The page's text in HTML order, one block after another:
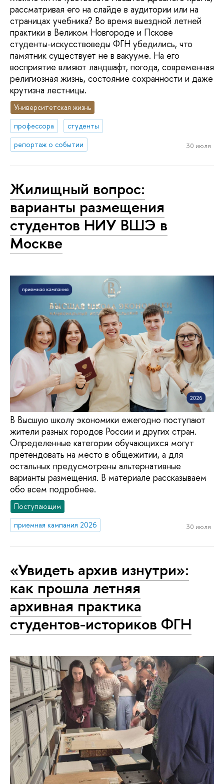
рассматривая его на слайде в аудитории или на
страницах учебника? Во время выездной летней
практики в Великом Новгороде и Пскове
студенты-искусствоведы ФГН убедились, что
памятник существует не в вакууме. На его
восприятие влияют ландшафт, погода, современная
религиозная жизнь, состояние сохранности и даже
крутизна лестницы.
Университетская жизнь
профессора
студенты
репортаж о событии
30 июля
Жилищный вопрос:
варианты размещения
студентов НИУ ВШЭ в
Москве
В Высшую школу экономики ежегодно поступают
жители разных городов России и других стран.
Определенные категории обучающихся могут
претендовать на место в общежитии, а для
остальных предусмотрены альтернативные
варианты размещения. В материале рассказываем
обо всем подробнее.
Поступающим
приемная кампания 2026
30 июля
«Увидеть архив изнутри»:
как прошла летняя
архивная практика
студентов-историков ФГН